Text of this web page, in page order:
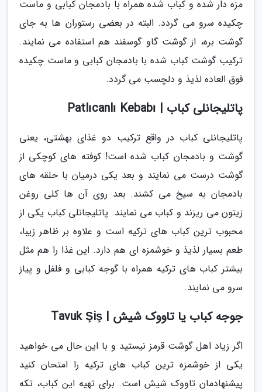
مزه دار شده و کباب شده همراه با بادمجان کبابی و ماست
چکیده سرو می گردد. البته در بعضی رستوران ها به جای
گوشت بره، از گوشت گاو گوسفند هم استفاده می نمایند.
ترکیب گوشت کباب شده با بادمجان کبابی و ماست چکیده
فوق العاده لذیذ و دلچسب می گردد.
پاتلیجانلی کباب | Patlıcanlı Kebabı
پاتلیجانلی کباب در واقع ترکیب دو غذای بهشتی، یعنی
گوشت و بادمجان کباب شده است! کوفته های کوچکی از
گوشت درست می نمایند و بعد یکی درمیان با حلقه های
بادمجان به سیخ می کشند. بعد روی آن ها کلی روغن
زیتون می ریزند و کباب می نمایند. پاتلیجانلی کباب یکی از
محبوب ترین کباب های ترکیه است و علاوه بر ظاهر زیبا،
طعم بسیار لذیذ و خوشمزه ای هم دارد. این غذا را هم مثل
بیشتر کباب های ترکیه همراه با گوجه کبابی و فلفل و پیاز
سرو می نمایند.
جوجه کباب یا تاووک شیش | Tavuk Şiş
اگر زیاد اهل گوشت قرمز نیستید و با این حال می خواهید
یکی از خوشمزه ترین کباب های ترکیه را امتحان کنید
پیشنهادمان تاووک شیش است. برای تهیه این کباب، تکه